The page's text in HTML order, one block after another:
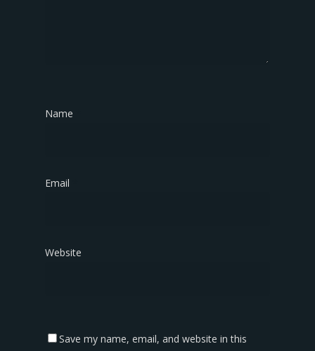
Name
Email
Website
Save my name, email, and website in this